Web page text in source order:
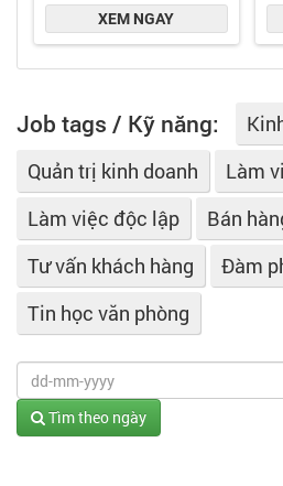
Job tags / Kỹ năng:
Quản trị kinh doanh
Làm
Làm việc độc lập
Bán
Tư vấn khách hàng
Đàm
Tin học văn phòng
Tìm theo ngày